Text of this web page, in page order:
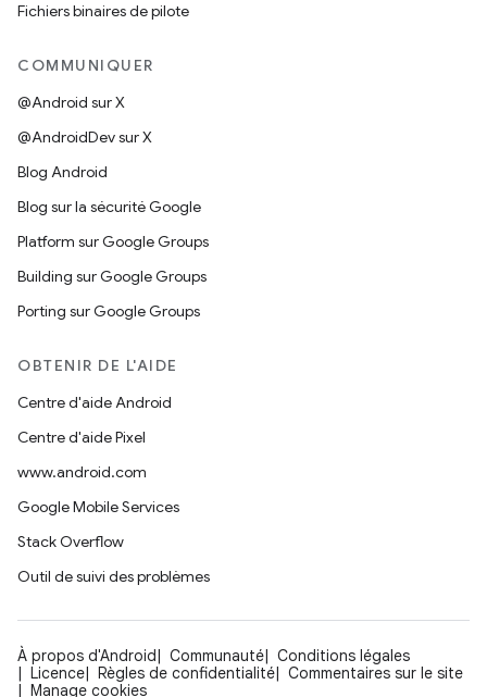
Fichiers binaires de pilote
COMMUNIQUER
@Android sur X
@AndroidDev sur X
Blog Android
Blog sur la sécurité Google
Platform sur Google Groups
Building sur Google Groups
Porting sur Google Groups
OBTENIR DE L'AIDE
Centre d'aide Android
Centre d'aide Pixel
www.android.com
Google Mobile Services
Stack Overflow
Outil de suivi des problèmes
À propos d'Android Communauté
Conditions légales
Licence
Règles de confidentialité
Commentaires sur le site
Manage cookies